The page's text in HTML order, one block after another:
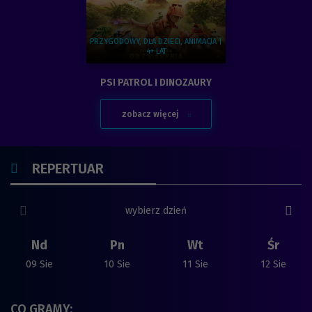
PRZYGODOWY, DLA DZIECI, ANIMACJA |
4+ LAT
Zobacz więcej na temat:
PSI PATROL I DINOZAURY
zobacz więcej
SPRAWDŹ
REPERTUAR
wybierz dzień
Nd
09 Sie
Pn
10 Sie
Wt
11 Sie
Śr
12 Sie